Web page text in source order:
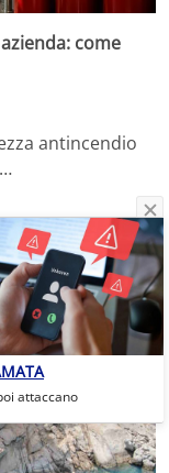
come
antincendio
attaccano